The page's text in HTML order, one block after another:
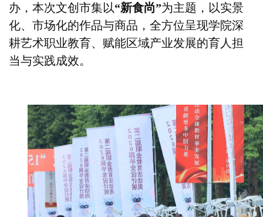
办，本次文创市集以“新食尚”为主题，以实景
化、市场化的作品与商品，全方位呈现学院深
耕艺术职业教育、赋能区域产业发展的育人担
当与实践成效。